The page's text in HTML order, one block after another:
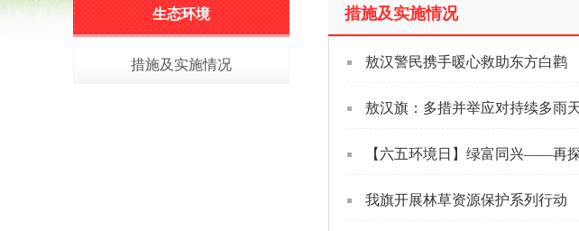
赤峰市敖汉旗人民政府门户网站
生态环境
措施及实施情况
措施及实施情况
敖汉警民携手暖心救助东方白鹳
敖汉旗：多措并举应对持续多雨
【六五环境日】绿富同兴——再
我旗开展林草资源保护系列行动